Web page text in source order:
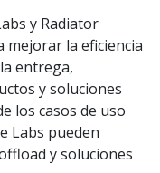
y Radiator
la eficiencia
entrega,
y soluciones
los casos de uso
Labs pueden
y soluciones